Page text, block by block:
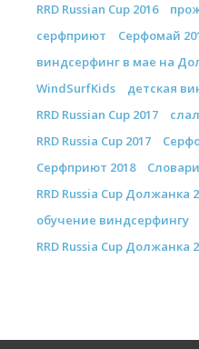
RRD Russian Cup 2016
серфприют
Серфомай
виндсерфинг в мае на
WindSurfKids
детская
RRD Russian Cup 2017
RRD Russia Cup 2017
Серфприют 2018
RRD Russia Cup Должанка
обучение виндсерфингу
RRD Russia Cup Должанка